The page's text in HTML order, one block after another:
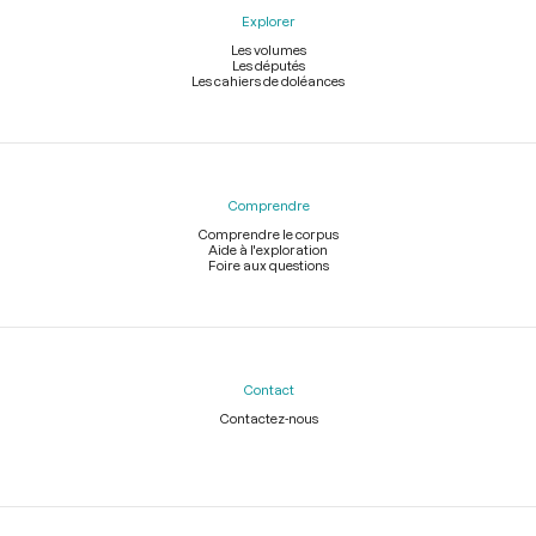
Explorer
Les volumes
Les députés
Les cahiers de doléances
Comprendre
Comprendre le corpus
Aide à l'exploration
Foire aux questions
Contact
Contactez-nous
Légal